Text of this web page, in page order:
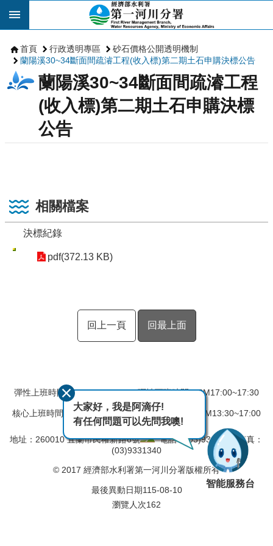
跳到主要內容區塊
首頁 行政透明專區
砂石價格公開透明機制
蘭陽溪30~34斷面間疏濬工程(收入標)第二期土石申購決標公告
蘭陽溪30~34斷面間疏濬工程
(收入標)第二期土石申購決標
公告
相關檔案
決標紀錄
pdf(372.13 KB)
回上一頁 回最上面
彈性上班時間：AM08:00~08:30 彈性下班時間：PM17:00~17:30
核心上班時間：星期一 ~ 星期五 AM08:30~12:30 PM13:30~17:00
地址：260010 宜蘭市民權新路6號
電話：(03)9324031 傳真：
(03)9331340
© 2017 經濟部水利署第一河川分署版權所有
最後異動日期115-08-10
瀏覽人次162
大家好，我是阿滴仔!
有任何問題可以先問我噢!
智能服務台